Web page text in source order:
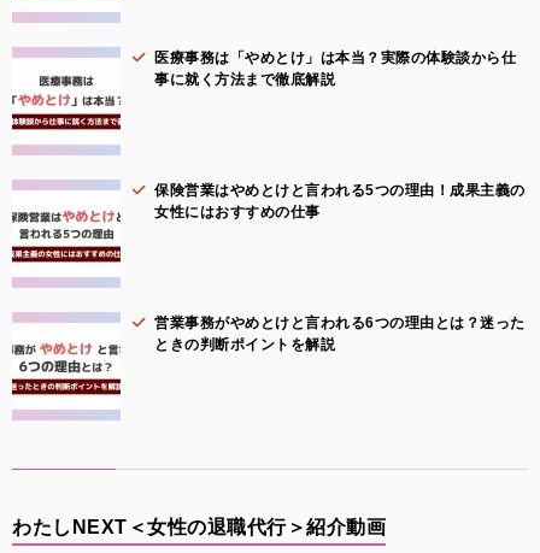
医療事務は「やめとけ」は本当？実際の体験談から仕
事に就く方法まで徹底解説
保険営業はやめとけと言われる5つの理由！成果主義の
女性にはおすすめの仕事
営業事務がやめとけと言われる6つの理由とは？迷った
ときの判断ポイントを解説
わたしNEXT＜女性の退職代行＞紹介動画